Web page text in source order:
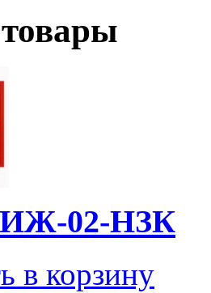
02-НЗК
в корзину